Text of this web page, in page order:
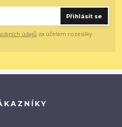
Přihlásit se
údajů za účelem rozesílky